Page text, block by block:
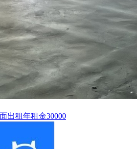
出租年租金30000